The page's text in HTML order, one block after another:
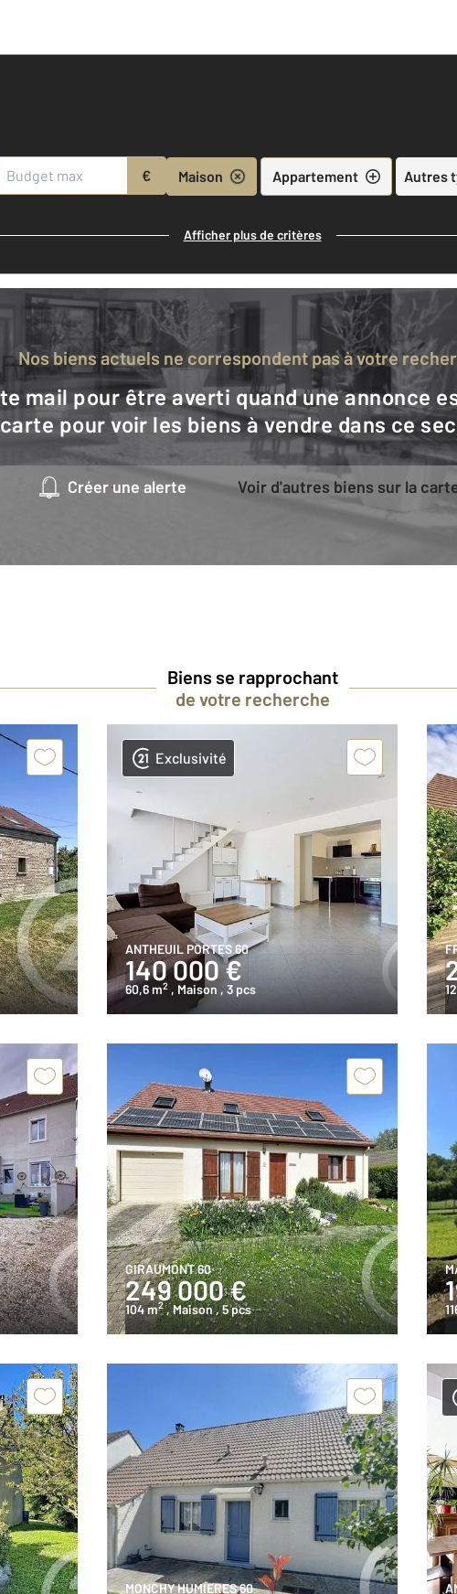
€ Maison Appartement Autres
Afficher plus de critères
Nos biens actuels ne correspondent pas à votre
carte pour voir les biens à vendre dans ce
Créer une alerte Voir d'autres biens sur la
Biens se rapprochant
de votre recherche
Exclusivité
ANTHEUIL PORTES 60
140 000 €
60,6 m2 , Maison , 3 pcs
GIRAUMONT 60
249 000 €
104 m2 , Maison, 5 pcs
MONCHY HUMIERES 60